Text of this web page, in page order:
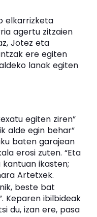
elkarrizketa
agertu zitzaien
Jotez eta
ere egiten
lanak egiten
egiten ziren”
alde egin behar”
baten garajean
erosi zuten. “Eta
ikasten;
Artetxek.
beste bat
Keparen ibilbideak
du, izan ere, pasa